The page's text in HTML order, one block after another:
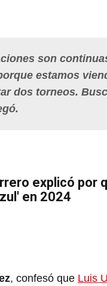
son
estamos
dos torneos.
explicó por
en 2024
, confesó que Luis